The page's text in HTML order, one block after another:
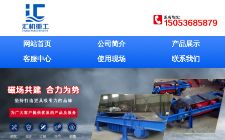
网站首页 公司简介
产品展示
客服中心
使用现场 联系我们